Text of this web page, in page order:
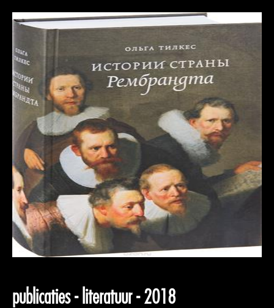
publicaties - literatuur - 2018